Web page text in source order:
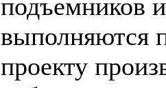
подъемников
выполняются
проекту